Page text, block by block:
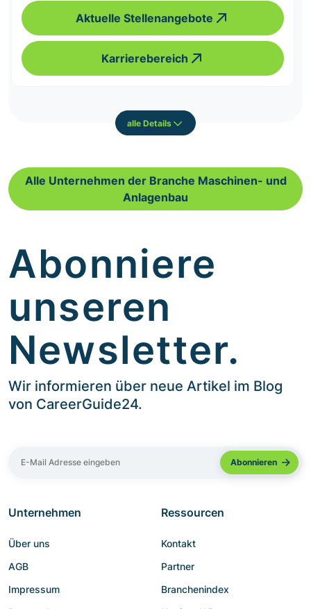
Aktuelle Stellenangebote
Karrierebereich
alle Details
Alle Unternehmen der Branche Maschinen- und
Anlagenbau
Abonniere
unseren
Newsletter.
Wir informieren über neue Artikel im Blog
von CareerGuide24.
Unternehmen
Über uns
AGB
Impressum
Ressourcen
Kontakt
Partner
Branchenindex